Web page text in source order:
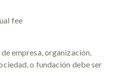
fee
empresa, organización,
o fundación debe ser